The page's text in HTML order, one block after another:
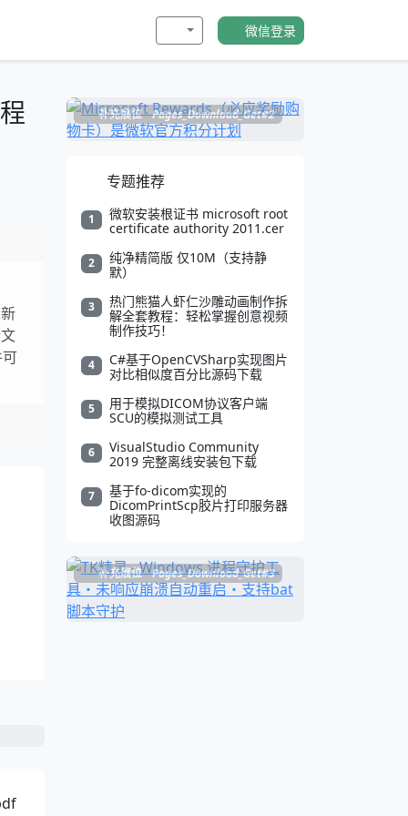
微信登录
补充展位 Pages_Download_Get#2
专题推荐
1
微软安装根证书 microsoft root
certificate authority 2011.cer
2
纯净精简版 仅10M（支持静
默）
3
热门熊猫人虾仁沙雕动画制作拆
解全套教程：轻松掌握创意视频
制作技巧！
4
C#基于OpenCVSharp实现图片
对比相似度百分比源码下载
5
用于模拟DICOM协议客户端
SCU的模拟测试工具
6
VisualStudio Community
2019 完整离线安装包下载
7
基于fo-dicom实现的
DicomPrintScp胶片打印服务器
收图源码
补充展位 Pages_Download_Get#3